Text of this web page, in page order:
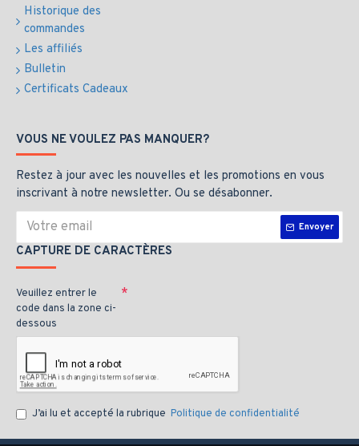
Historique des
commandes
Les affiliés
Bulletin
Certificats Cadeaux
VOUS NE VOULEZ PAS MANQUER?
Restez à jour avec les nouvelles et les promotions en vous
inscrivant à notre newsletter. Ou se désabonner.
Envoyer
CAPTURE DE CARACTÈRES
Veuillez entrer le
code dans la zone ci-
dessous
J’ai lu et accepté la rubrique Politique de confidentialité